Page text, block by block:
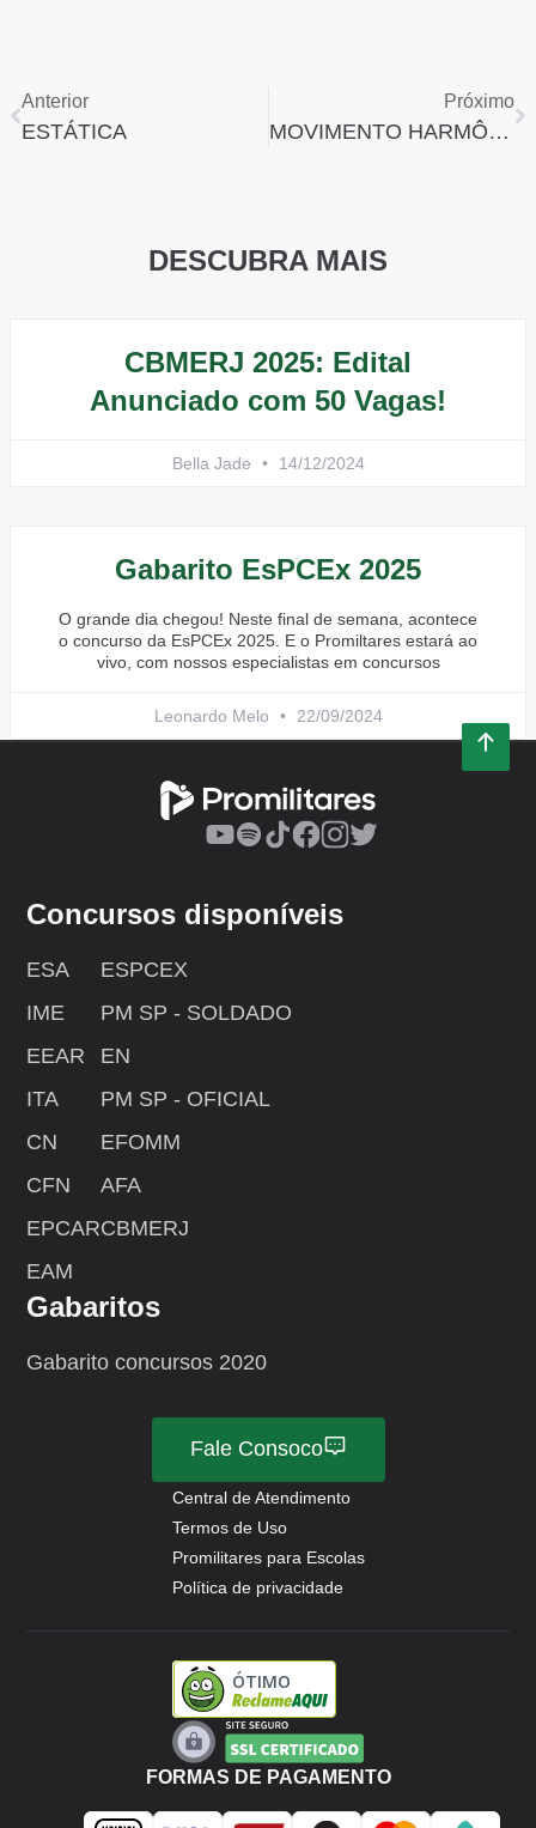
Anterior
ESTÁTICA
Próximo
MOVIMENTO HARMÔNICO SIMPLES (M.H.S.)
DESCUBRA MAIS
CBMERJ 2025: Edital
Anunciado com 50 Vagas!
Bella Jade 14/12/2024
Gabarito EsPCEx 2025
O grande dia chegou! Neste final de semana, acontece
o concurso da EsPCEx 2025. E o Promiltares estará ao
vivo, com nossos especialistas em concursos
Leonardo Melo 22/09/2024
Concursos disponíveis
ESA
IME
EEAR
ITA
CN
CFN
EPCAR
EAM
ESPCEX
PM SP - SOLDADO
EN
PM SP - OFICIAL
EFOMM
AFA
CBMERJ
Gabaritos
Gabarito concursos 2020
Central de Atendimento
Termos de Uso
Promilitares para Escolas
Política de privacidade
Fale Consoco
ÓTIMO
FORMAS DE PAGAMENTO